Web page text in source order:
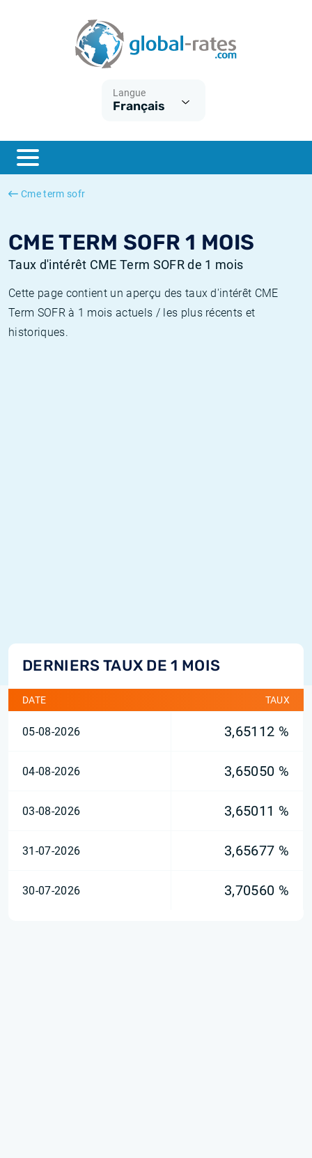
Langue
Français
Cme term sofr
CME TERM SOFR 1 MOIS
Taux d'intérêt CME Term SOFR de 1 mois
Cette page contient un aperçu des taux d'intérêt CME
Term SOFR à 1 mois actuels / les plus récents et
historiques.
DERNIERS TAUX DE 1 MOIS
DATE TAUX
05-08-2026 3,65112 %
04-08-2026 3,65050 %
03-08-2026 3,65011 %
31-07-2026 3,65677 %
30-07-2026 3,70560 %
ESTER
SONIA
Qu'est-ce que l'inflation IPC?
Qu'est-ce que l'inflation IPCH?
Inflation Canadien
Inflation Europeenne
Taux Euribor historiques
Taux ESTER historiques
Taux SONIA historiques
Taux TONAR historiques
Calculateur d’inflation